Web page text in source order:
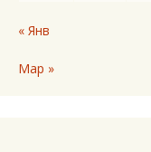
« Янв
Мар »